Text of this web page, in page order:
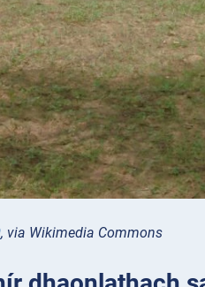
, via Wikimedia Commons